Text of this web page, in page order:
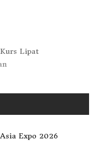
Expo 2026